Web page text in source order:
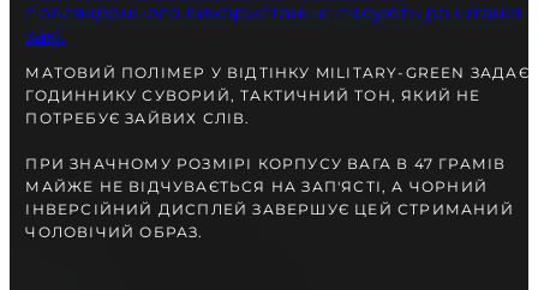
МАТОВИЙ ПОЛІМЕР У ВІДТІНКУ MILITARY-GREEN ЗАДАЄ
ГОДИННИКУ СУВОРИЙ, ТАКТИЧНИЙ ТОН, ЯКИЙ НЕ
ПОТРЕБУЄ ЗАЙВИХ СЛІВ.
ПРИ ЗНАЧНОМУ РОЗМІРІ КОРПУСУ ВАГА В 47 ГРАМІВ
МАЙЖЕ НЕ ВІДЧУВАЄТЬСЯ НА ЗАП'ЯСТІ, А ЧОРНИЙ
ІНВЕРСІЙНИЙ ДИСПЛЕЙ ЗАВЕРШУЄ ЦЕЙ СТРИМАНИЙ
ЧОЛОВІЧИЙ ОБРАЗ.